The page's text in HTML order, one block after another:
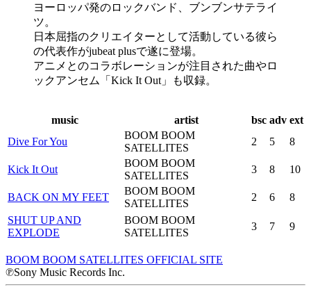
ヨーロッパ発のロックバンド、ブンブンサテライ
ツ。
日本屈指のクリエイターとして活動している彼ら
の代表作がjubeat plusで遂に登場。
アニメとのコラボレーションが注目された曲やロ
ックアンセム「Kick It Out」も収録。
music artist bsc adv ext
Dive For You
BOOM BOOM
SATELLITES
2 5 8
Kick It Out
BOOM BOOM
SATELLITES
3 8 10
BACK ON MY FEET
BOOM BOOM
SATELLITES
2 6
8
SHUT UP AND
EXPLODE
BOOM BOOM
SATELLITES
3 7 9
BOOM BOOM SATELLITES OFFICIAL SITE
℗Sony Music Records Inc.